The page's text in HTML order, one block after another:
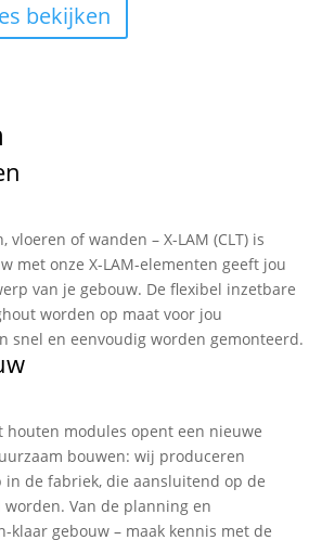
bekijken
of wanden – X-LAM (CLT) is
met onze X-LAM-elementen geeft jou
van je gebouw. De flexibel inzetbare
worden op maat voor jou
snel en eenvoudig worden gemonteerd.
houten modules opent een nieuwe
bouwen: wij produceren
de fabriek, die aansluitend op de
Van de planning en
klaar gebouw – maak kennis met de